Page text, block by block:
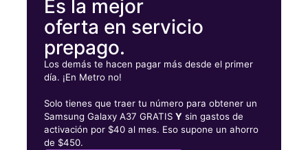
Es la mejor
oferta en servicio
prepago.
Los demás te hacen pagar más desde el primer
día. ¡En Metro no!
Solo tienes que traer tu número para obtener un
Samsung Galaxy A37 GRATISY sin gastos de
activación por $40 al mes. Eso supone un ahorro
de $450.